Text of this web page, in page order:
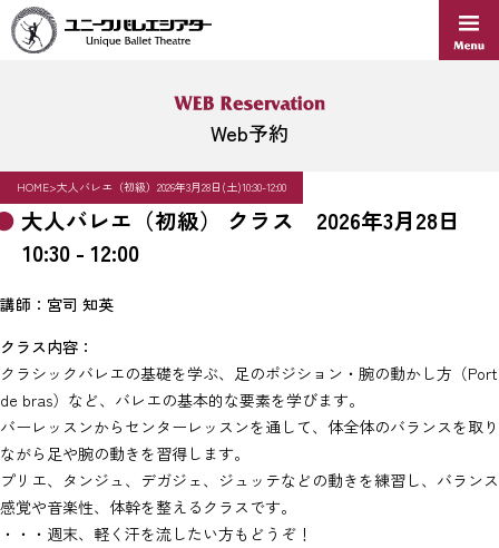
Web予約
HOME>大人バレエ（初級）2026年3月28日(土)10:30-12:00
大人バレエ（初級） クラス 2026年3月28日
10:30 - 12:00
講師：宮司 知英
クラス内容：
クラシックバレエの基礎を学ぶ、足のポジション・腕の動かし方（Port
de bras）など、バレエの基本的な要素を学びます。
バーレッスンからセンターレッスンを通して、体全体のバランスを取り
ながら足や腕の動きを習得します。
プリエ、タンジュ、デガジェ、ジュッテなどの動きを練習し、バランス
感覚や音楽性、体幹を整えるクラスです。
・・・週末、軽く汗を流したい方もどうぞ！